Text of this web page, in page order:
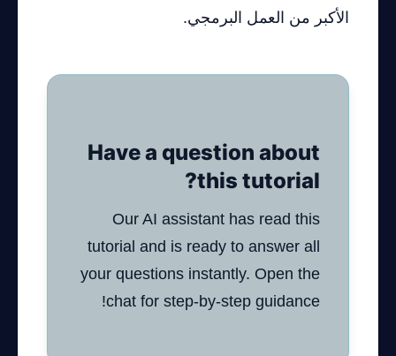
الأكبر من العمل البرمجي.
Have a question about
this tutorial?
Our AI assistant has read this
tutorial and is ready to answer all
your questions instantly. Open the
chat for step-by-step guidance!